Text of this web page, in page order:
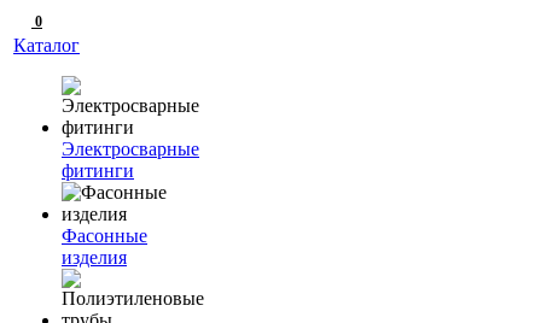
0
Каталог
Электросварные
фитинги
Фасонные
изделия